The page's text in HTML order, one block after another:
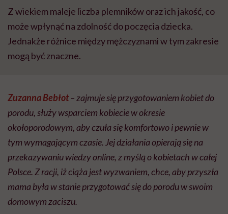
Z wiekiem maleje liczba plemników oraz ich jakość, co
może wpłynąć na zdolność do poczęcia dziecka.
Jednakże różnice między mężczyznami w tym zakresie
mogą być znaczne.
Zuzanna Bebłot– zajmuje się przygotowaniem kobiet do
porodu, służy wsparciem kobiecie w okresie
okołoporodowym, aby czuła się komfortowo i pewnie w
tym wymagającym czasie. Jej działania opierają się na
przekazywaniu wiedzy online, z myślą o kobietach w całej
Polsce. Z racji, iż ciąża jest wyzwaniem, chce, aby przyszła
mama była w stanie przygotować się do porodu w swoim
domowym zaciszu.